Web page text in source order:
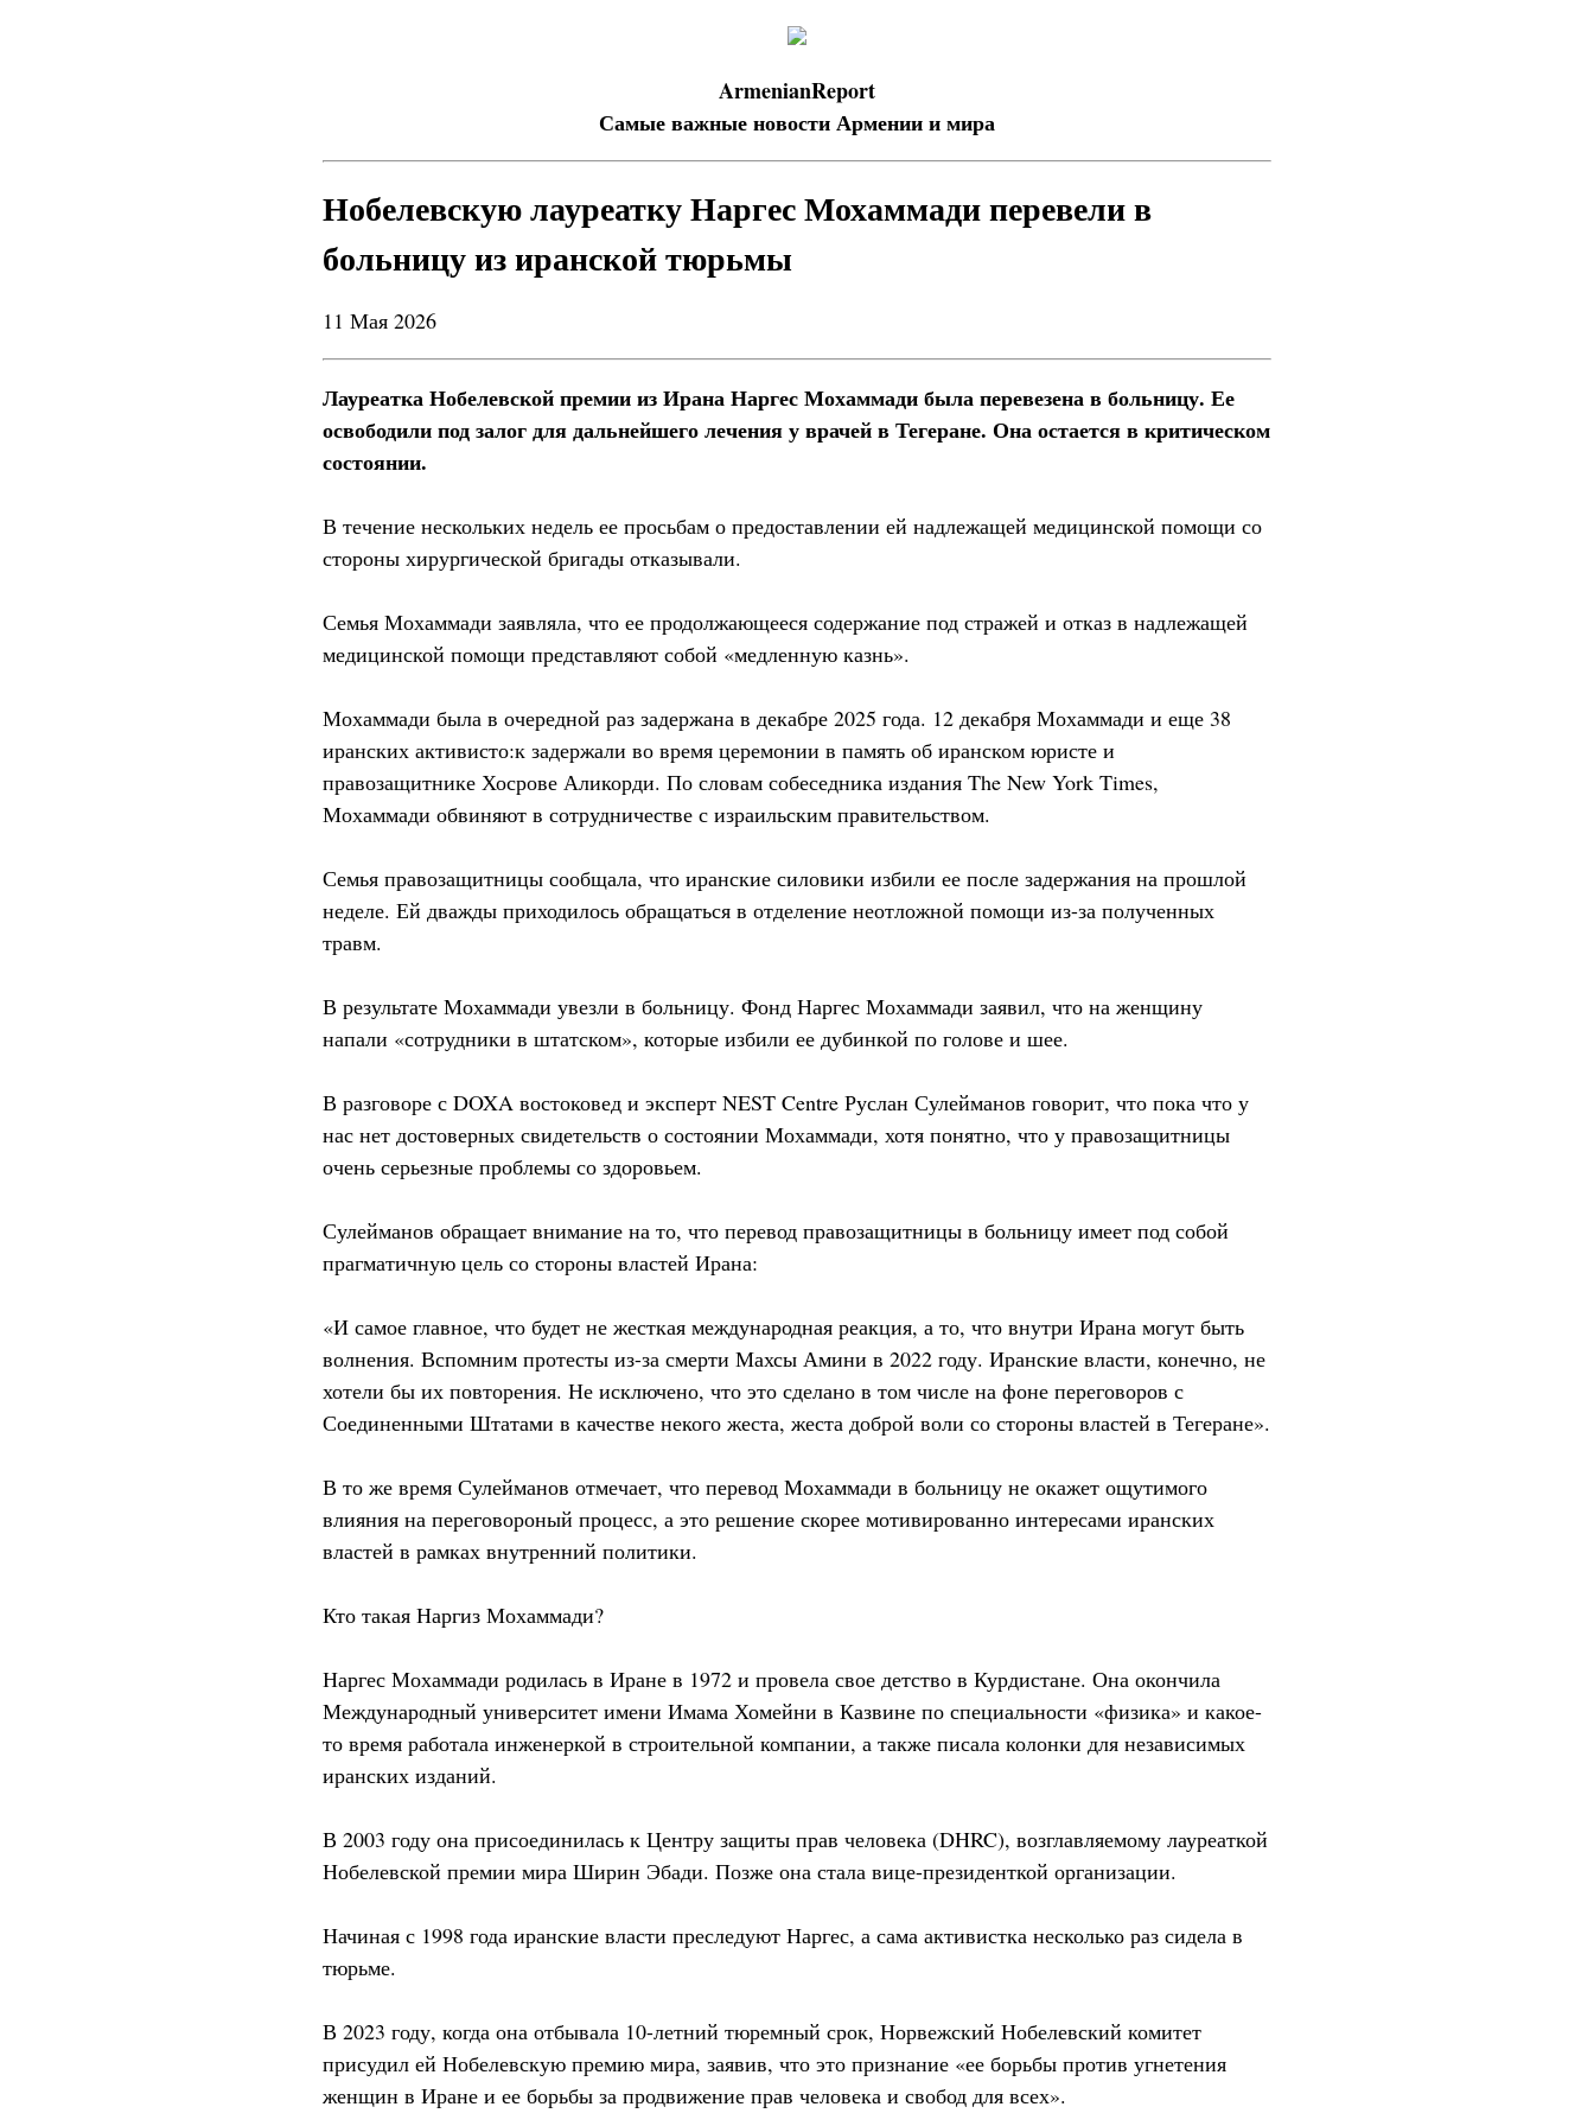
ArmenianReport
Самые важные новости Армении и мира
Нобелевскую лауреатку Наргес Мохаммади перевели в
больницу из иранской тюрьмы
11 Мая 2026
Лауреатка Нобелевской премии из Ирана Наргес Мохаммади была перевезена в больницу. Ее
освободили под залог для дальнейшего лечения у врачей в Тегеране. Она остается в критическом
состоянии.
В течение нескольких недель ее просьбам о предоставлении ей надлежащей медицинской помощи со
стороны хирургической бригады отказывали.
Семья Мохаммади заявляла, что ее продолжающееся содержание под стражей и отказ в надлежащей
медицинской помощи представляют собой «медленную казнь».
Мохаммади была в очередной раз задержана в декабре 2025 года. 12 декабря Мохаммади и еще 38
иранских активисто:к задержали во время церемонии в память об иранском юристе и
правозащитнике Хосрове Аликорди. По словам собеседника издания The New York Times,
Мохаммади обвиняют в сотрудничестве с израильским правительством.
Семья правозащитницы сообщала, что иранские силовики избили ее после задержания на прошлой
неделе. Ей дважды приходилось обращаться в отделение неотложной помощи из-за полученных
травм.
В результате Мохаммади увезли в больницу. Фонд Наргес Мохаммади заявил, что на женщину
напали «сотрудники в штатском», которые избили ее дубинкой по голове и шее.
В разговоре с DOXA востоковед и эксперт NEST Centre Руслан Сулейманов говорит, что пока что у
нас нет достоверных свидетельств о состоянии Мохаммади, хотя понятно, что у правозащитницы
очень серьезные проблемы со здоровьем.
Сулейманов обращает внимание на то, что перевод правозащитницы в больницу имеет под собой
прагматичную цель со стороны властей Ирана:
«И самое главное, что будет не жесткая международная реакция, а то, что внутри Ирана могут быть
волнения. Вспомним протесты из-за смерти Махсы Амини в 2022 году. Иранские власти, конечно, не
хотели бы их повторения. Не исключено, что это сделано в том числе на фоне переговоров с
Соединенными Штатами в качестве некого жеста, жеста доброй воли со стороны властей в Тегеране».
В то же время Сулейманов отмечает, что перевод Мохаммади в больницу не окажет ощутимого
влияния на переговороный процесс, а это решение скорее мотивированно интересами иранских
властей в рамках внутренний политики.
Кто такая Наргиз Мохаммади?
Наргес Мохаммади родилась в Иране в 1972 и провела свое детство в Курдистане. Она окончила
Международный университет имени Имама Хомейни в Казвине по специальности «физика» и какое-
то время работала инженеркой в строительной компании, а также писала колонки для независимых
иранских изданий.
В 2003 году она присоединилась к Центру защиты прав человека (DHRC), возглавляемому лауреаткой
Нобелевской премии мира Ширин Эбади. Позже она стала вице-президенткой организации.
Начиная с 1998 года иранские власти преследуют Наргес, а сама активистка несколько раз сидела в
тюрьме.
В 2023 году, когда она отбывала 10-летний тюремный срок, Норвежский Нобелевский комитет
присудил ей Нобелевскую премию мира, заявив, что это признание «ее борьбы против угнетения
женщин в Иране и ее борьбы за продвижение прав человека и свобод для всех».